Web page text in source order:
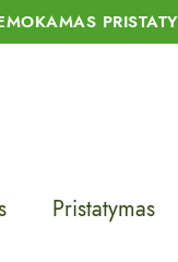
Pristatymas